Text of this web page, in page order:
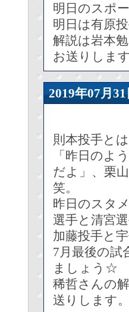
明日のスポ
明日は有原
解説は岩本
お送りしま
2019年07
則本投手と
「昨日のよ
だよ」、栗
笑。
昨日のスタ
選手と清宮
加藤投手と
7月最後の試
ましょう☆
稀哲さんの
送りします